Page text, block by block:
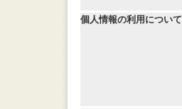
個人情報の利用について